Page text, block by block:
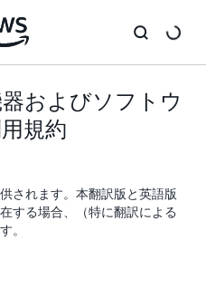
およびソフトウ
規約
されます。本翻訳版と英語版
する場合、（特に翻訳による
。